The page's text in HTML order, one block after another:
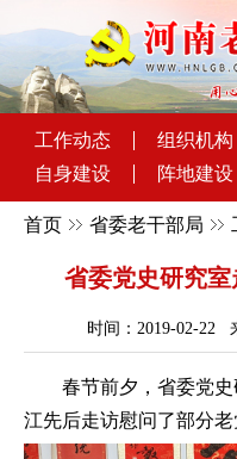
工作动态 组织机构
自身建设
阵地建设
首页 省委老干部局
省委党史研究
时间：2019-02-22
春节前夕，省委党史
江先后走访慰问了部分老